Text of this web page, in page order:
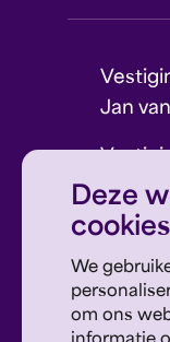
Deze
cookies
We
om ons
Jan
Sint
E:
T: 088